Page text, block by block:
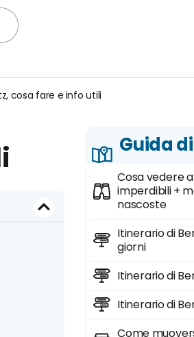
cosa fare e info utili
Guida
Cosa vedere a
imperdibili +
nascoste
Itinerario di
giorni
Itinerario di
Itinerario di
Come